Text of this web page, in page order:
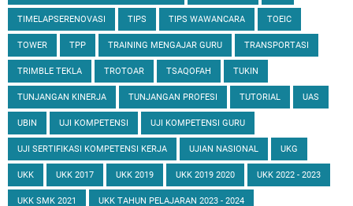
TIMELAPSERENOVASI TIPS TIPS WAWANCARA TOEIC
TOWER TPP TRAINING MENGAJAR GURU TRANSPORTASI
TRIMBLE TEKLA TROTOAR TSAQOFAH TUKIN
TUNJANGAN KINERJA TUNJANGAN PROFESI TUTORIAL UAS
UBIN UJI KOMPETENSI UJI KOMPETENSI GURU
UJI SERTIFIKASI KOMPETENSI KERJA UJIAN NASIONAL UKG
UKK UKK 2017 UKK 2019 UKK 2019 2020 UKK 2022 - 2023
UKK SMK 2021 UKK TAHUN PELAJARAN 2023 - 2024